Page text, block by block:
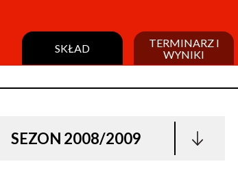
SKŁAD
TERMINARZ I
WYNIKI
SEZON 2008/2009